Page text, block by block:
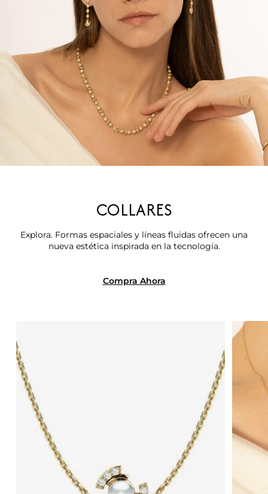
COLLARES
Explora. Formas espaciales y líneas fluidas ofrecen una
nueva estética inspirada en la tecnología.
Compra Ahora